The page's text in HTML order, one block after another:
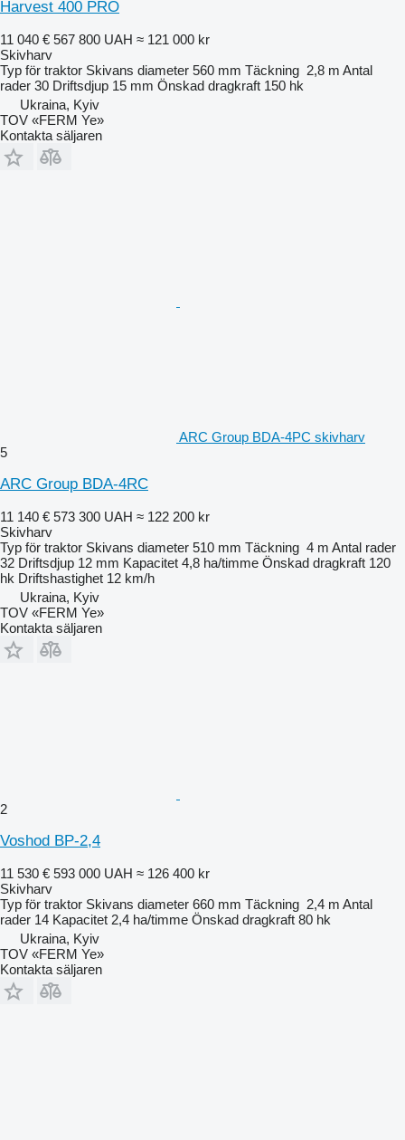
Harvest 400 PRO
11 040 € 567 800 UAH ≈ 121 000 kr
Skivharv
Typ för traktor Skivans diameter 560 mm Täckning 2,8 m Antal
rader 30 Driftsdjup 15 mm Önskad dragkraft 150 hk
Ukraina, Kyiv
TOV «FERM Ye»
Kontakta säljaren
ARC Group BDA-4РC skivharv
5
ARC Group BDA-4RC
11 140 € 573 300 UAH ≈ 122 200 kr
Skivharv
Typ för traktor Skivans diameter 510 mm Täckning 4 m Antal rader
32 Driftsdjup 12 mm Kapacitet 4,8 ha/timme Önskad dragkraft 120
hk Driftshastighet 12 km/h
Ukraina, Kyiv
TOV «FERM Ye»
Kontakta säljaren
2
Voshod BP-2,4
11 530 € 593 000 UAH ≈ 126 400 kr
Skivharv
Typ för traktor Skivans diameter 660 mm Täckning 2,4 m Antal
rader 14 Kapacitet 2,4 ha/timme Önskad dragkraft 80 hk
Ukraina, Kyiv
TOV «FERM Ye»
Kontakta säljaren